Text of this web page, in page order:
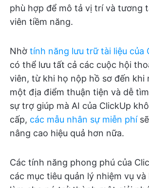
phù hợp để mô tả vị trí và tương
viên tiềm năng.
Nhờ tính năng lưu trữ tài liệu của
có thể lưu tất cả các cuộc hội
viên, từ khi họ nộp hồ sơ đến khi
một địa điểm thuận tiện và dễ
sự trợ giúp mà AI của ClickUp
cấp, các mẫu nhân sự miễn phí
nâng cao hiệu quả hơn nữa.
Các tính năng phong phú của
các mục tiêu quản lý nhiệm vụ